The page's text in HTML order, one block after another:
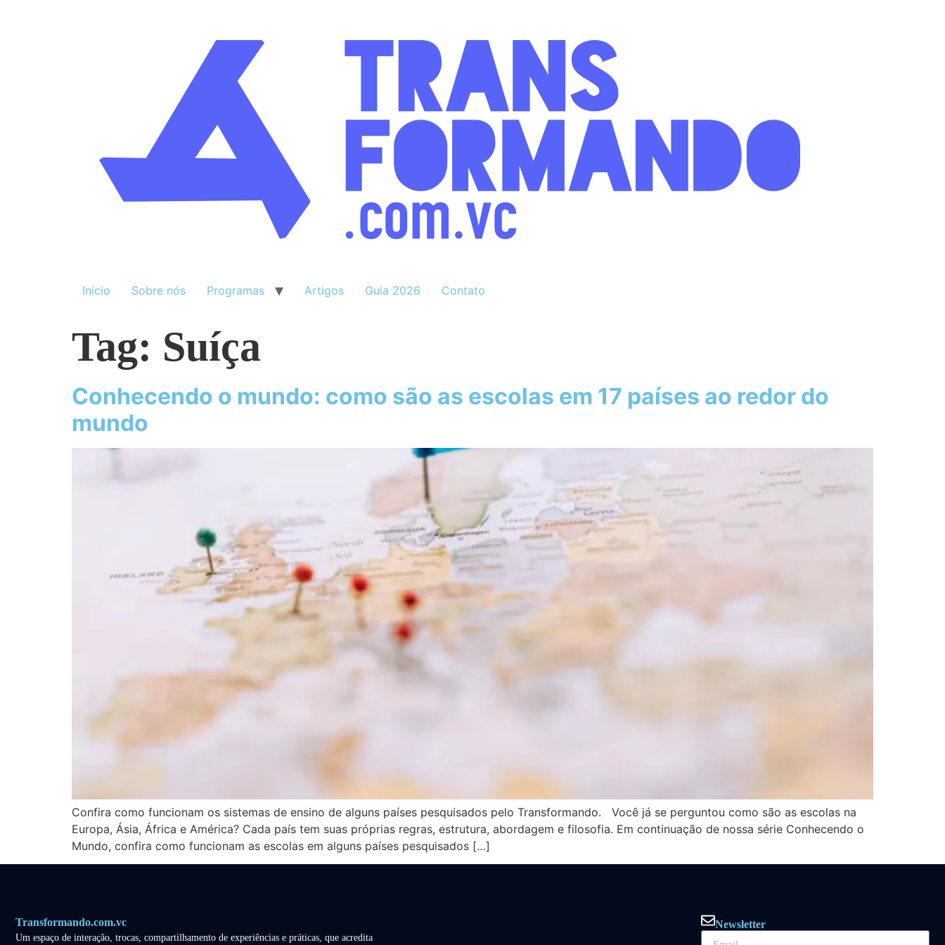
Início Sobre nós Programas Artigos Guia 2026 Contato
Tag: Suíça
Conhecendo o mundo: como são as escolas em 17 países ao redor do
mundo
Confira como funcionam os sistemas de ensino de alguns países pesquisados pelo Transformando. Você já se perguntou como são as escolas na
Europa, Ásia, África e América? Cada país tem suas próprias regras, estrutura, abordagem e filosofia. Em continuação de nossa série Conhecendo o
Mundo, confira como funcionam as escolas em alguns países pesquisados […]
Transformando.com.vc
Um espaço de interação, trocas, compartilhamento de experiências e práticas, que acredita
Newsletter